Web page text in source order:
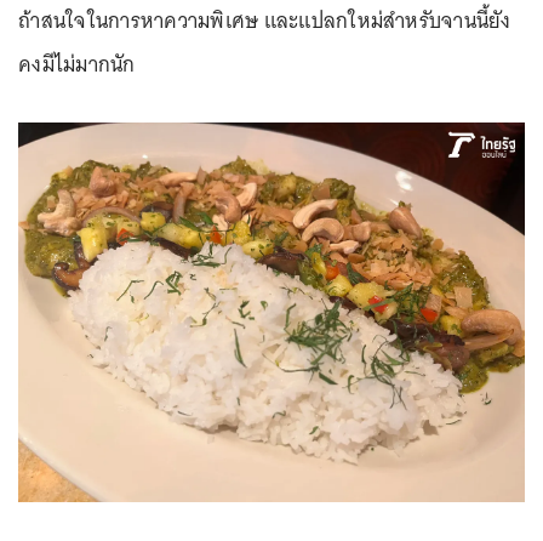
ถ้าสนใจในการหาความพิเศษ และแปลกใหม่สำหรับจานนี้ยัง
คงมีไม่มากนัก